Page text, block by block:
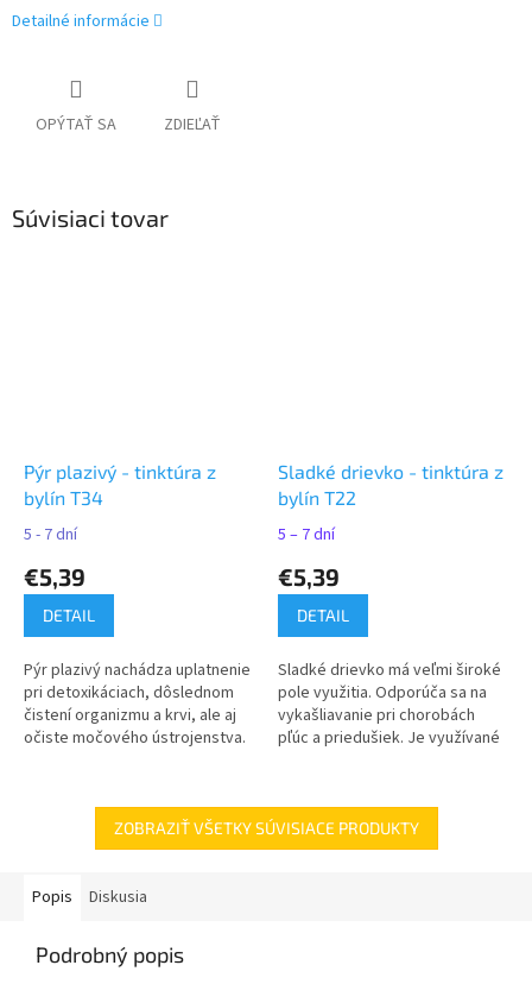
Detailné informácie
OPÝTAŤ SA ZDIEĽAŤ
Súvisiaci tovar
Pýr plazivý - tinktúra z
bylín T34
5 - 7 dní
€5,39
DETAIL
Pýr plazivý nachádza uplatnenie
pri detoxikáciach, dôslednom
čistení organizmu a krvi, ale aj
očiste močového ústrojenstva.
Sladké drievko - tinktúra z
bylín T22
5 – 7 dní
€5,39
DETAIL
Sladké drievko má veľmi široké
pole využitia. Odporúča sa na
vykašliavanie pri chorobách
pľúc a priedušiek. Je využívané
ZOBRAZIŤ VŠETKY SÚVISIACE PRODUKTY
Popis Diskusia
Podrobný popis